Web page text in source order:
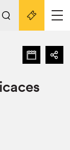
activités